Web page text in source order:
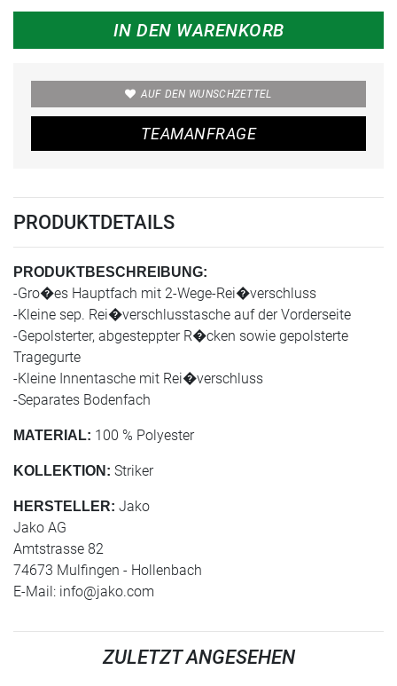
IN DEN WARENKORB
AUF DEN WUNSCHZETTEL
TEAMANFRAGE
PRODUKTDETAILS
PRODUKTBESCHREIBUNG:
-Gro�es Hauptfach mit 2-Wege-Rei�verschluss
-Kleine sep. Rei�verschlusstasche auf der Vorderseite
-Gepolsterter, abgesteppter R�cken sowie gepolsterte
Tragegurte
-Kleine Innentasche mit Rei�verschluss
-Separates Bodenfach
MATERIAL: 100 % Polyester
KOLLEKTION: Striker
HERSTELLER: Jako
Jako AG
Amtstrasse 82
74673 Mulfingen - Hollenbach
E-Mail: info@jako.com
ZULETZT ANGESEHEN